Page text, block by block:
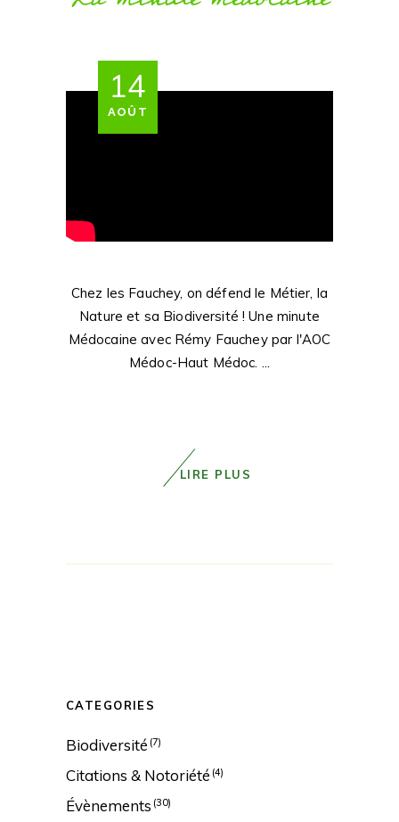
14
AOÛT
Chez les Fauchey, on défend le Métier, la
Nature et sa Biodiversité ! Une minute
Médocaine avec Rémy Fauchey par l'AOC
Médoc-Haut Médoc.
LIRE PLUS
CATEGORIES
Biodiversité (7)
Citations & Notoriété (4)
Évènements (30)